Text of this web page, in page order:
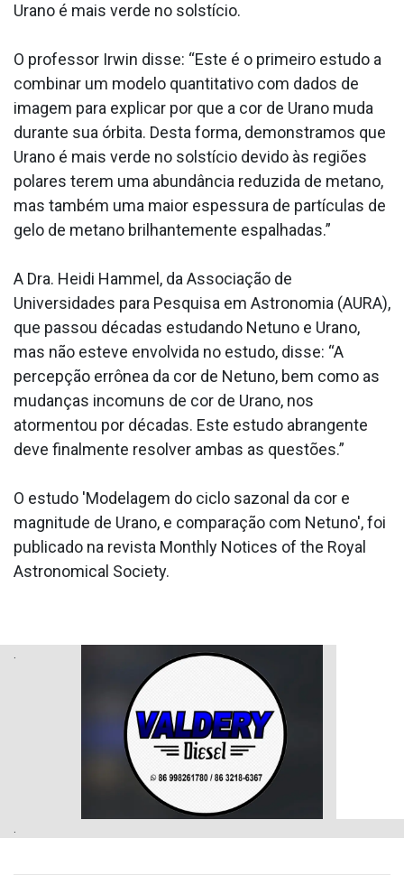
Urano é mais verde no solstício.
O professor Irwin disse: “Este é o primeiro estudo a
combinar um modelo quantitativo com dados de
imagem para explicar por que a cor de Urano muda
durante sua órbita. Desta forma, demonstramos que
Urano é mais verde no solstício devido às regiões
polares terem uma abundância reduzida de metano,
mas também uma maior espessura de partículas de
gelo de metano brilhantemente espalhadas.”
A Dra. Heidi Hammel, da Associação de
Universidades para Pesquisa em Astronomia (AURA),
que passou décadas estudando Netuno e Urano,
mas não esteve envolvida no estudo, disse: “A
percepção errônea da cor de Netuno, bem como as
mudanças incomuns de cor de Urano, nos
atormentou por décadas. Este estudo abrangente
deve finalmente resolver ambas as questões.”
O estudo 'Modelagem do ciclo sazonal da cor e
magnitude de Urano, e comparação com Netuno', foi
publicado na revista Monthly Notices of the Royal
Astronomical Society.